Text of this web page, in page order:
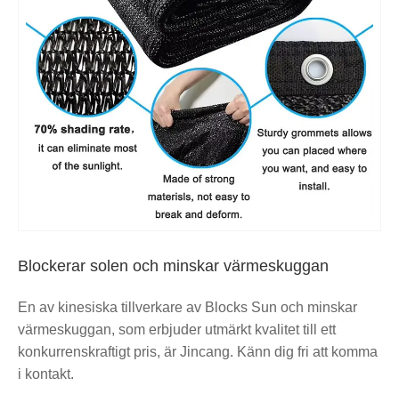
Blockerar solen och minskar värmeskuggan
En av kinesiska tillverkare av Blocks Sun och minskar
värmeskuggan, som erbjuder utmärkt kvalitet till ett
konkurrenskraftigt pris, är Jincang. Känn dig fri att komma
i kontakt.